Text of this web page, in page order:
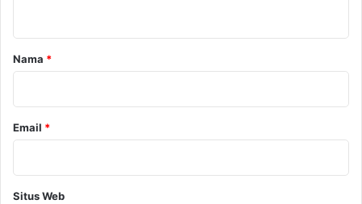
rNama *
Email *
Situs Web